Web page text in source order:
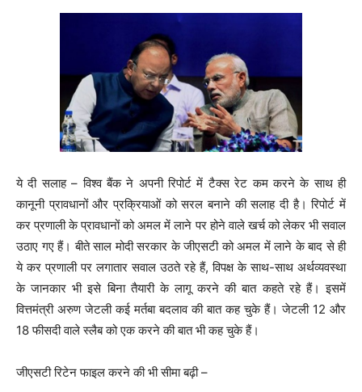
ये दी सलाह – विश्व बैंक ने अपनी रिपोर्ट में टैक्स रेट कम करने के साथ ही
कानूनी प्रावधानों और प्रक्रियाओं को सरल बनाने की सलाह दी है। रिपोर्ट में
कर प्रणाली के प्रावधानों को अमल में लाने पर होने वाले खर्च को लेकर भी सवाल
उठाए गए हैं। बीते साल मोदी सरकार के जीएसटी को अमल में लाने के बाद से ही
ये कर प्रणाली पर लगातार सवाल उठते रहे हैं, विपक्ष के साथ-साथ अर्थव्यवस्था
के जानकार भी इसे बिना तैयारी के लागू करने की बात कहते रहे हैं। इसमें
वित्तमंत्री अरुण जेटली कई मर्तबा बदलाव की बात कह चुके हैं। जेटली 12 और
18 फीसदी वाले स्लैब को एक करने की बात भी कह चुके हैं।
जीएसटी रिटेन फाइल करने की भी सीमा बढ़ी –